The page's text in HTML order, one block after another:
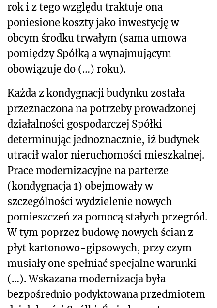
rok i z tego względu traktuje ona
poniesione koszty jako inwestycję w
obcym środku trwałym (sama umowa
pomiędzy Spółką a wynajmującym
obowiązuje do (…) roku).
Każda z kondygnacji budynku została
przeznaczona na potrzeby prowadzonej
działalności gospodarczej Spółki
determinując jednoznacznie, iż budynek
utracił walor nieruchomości mieszkalnej.
Prace modernizacyjne na parterze
(kondygnacja 1) obejmowały w
szczególności wydzielenie nowych
pomieszczeń za pomocą stałych przegród.
W tym poprzez budowę nowych ścian z
płyt kartonowo-gipsowych, przy czym
musiały one spełniać specjalne warunki
(…). Wskazana modernizacja była
bezpośrednio podyktowana przedmiotem